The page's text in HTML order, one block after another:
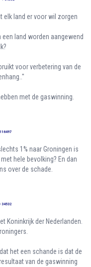
elk land er voor wil zorgen
land worden aangewend
voor verbetering van de
met de gaswinning.
116497
1% naar Groningen is
hele bevolking? En dan
over de schade.
34532
Koninkrijk der Nederlanden.
het een schande is dat de
van de gaswinning